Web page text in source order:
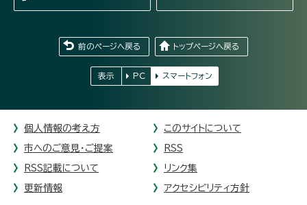
前のページへ戻る トップページへ戻る
表示 PC スマートフォン
個人情報の考え方 このサイトについて
市へのご意見・ご提案 RSS
RSS記載について リンク集
更新情報 アクセシビリティ方針